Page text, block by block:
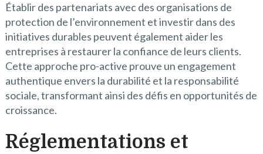
Établir des partenariats avec des organisations de
protection de l’environnement et investir dans des
initiatives durables peuvent également aider les
entreprises à restaurer la confiance de leurs clients.
Cette approche pro-active prouve un engagement
authentique envers la durabilité et la responsabilité
sociale, transformant ainsi des défis en opportunités de
croissance.
Réglementations et